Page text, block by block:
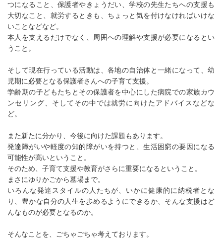
つになること、保護者やきょうだい、学校の先生たちへの支援も
大切なこと、就労するときも、ちょっと気を付けなければいけな
いことなどなど。
本人を支えるだけでなく、周囲への理解や支援が必要になるとい
うこと。
そして現在行っている活動は、各地の自治体と一緒になって、幼
児期に必要となる保護者さんへの子育て支援。
学齢期の子どもたちとその保護者を中心にした病院での家族カウ
ンセリング、そしてその中では就労に向けたアドバイスなどな
ど。
また新たに分かり、今後に向けた課題もあります。
発達障がいや軽度の知的障がいを持つと、生活困窮の要因になる
可能性が高いということ。
そのため、子育て支援や教育がさらに重要になるということ。
まさにゆりかごから墓場まで。
いろんな発達スタイルの人たちが、いかに健康的に納税者とな
り、豊かな自分の人生を歩めるようにできるか、そんな支援はど
んなものが必要となるのか。
そんなことを、ごちゃごちゃ考えております。